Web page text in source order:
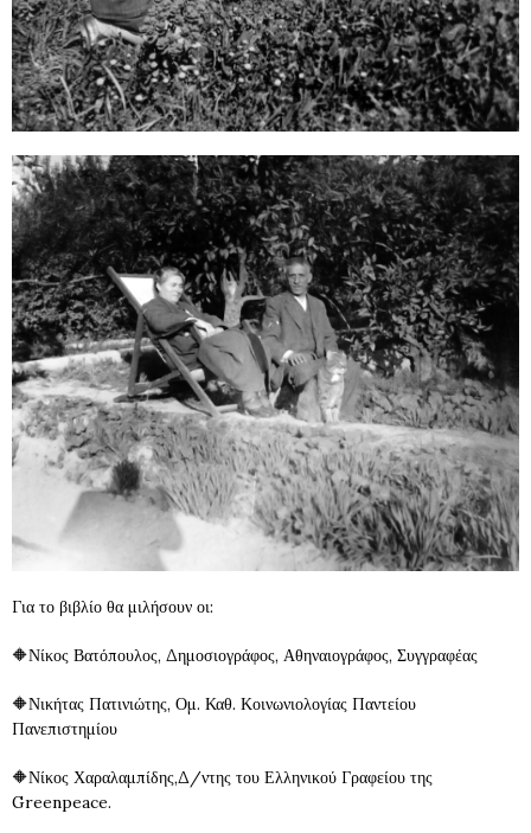
Για το βιβλίο θα μιλήσουν οι:
🔶Νίκος Βατόπουλος, Δημοσιογράφος, Αθηναιογράφος, Συγγραφέας
🔶Νικήτας Πατινιώτης, Ομ. Καθ. Κοινωνιολογίας Παντείου
Πανεπιστημίου
🔶Νίκος Χαραλαμπίδης,Δ/ντης του Ελληνικού Γραφείου της
Greenpeace.